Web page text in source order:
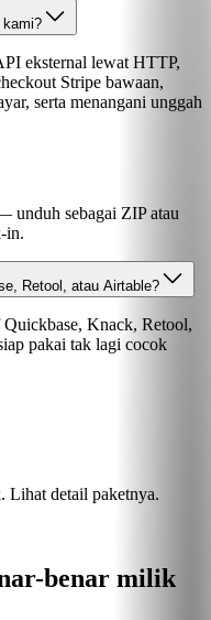
kami?
eksternal lewat HTTP,
Stripe bawaan,
serta menangani unggah
unduh sebagai ZIP atau
in.
Retool, atau Airtable?
Knack, Retool,
pakai tak lagi cocok
Lihat detail paketnya.
benar milik